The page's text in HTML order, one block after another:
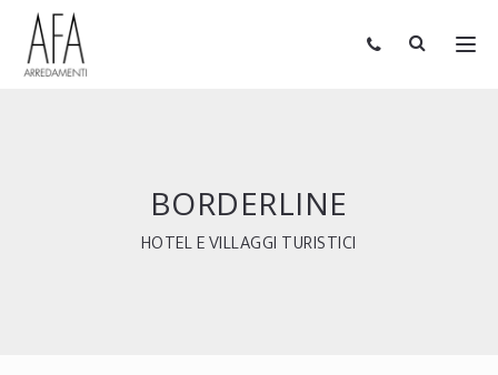
BORDERLINE
HOTEL E VILLAGGI TURISTICI